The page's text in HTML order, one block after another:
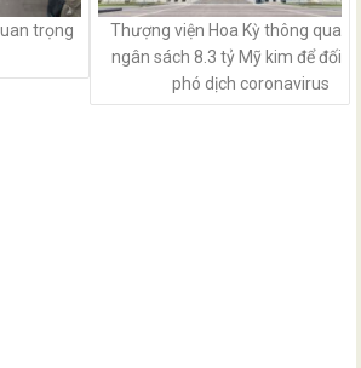
trọng
Thượng viện Hoa Kỳ thông qua
ngân sách 8.3 tỷ Mỹ kim để đối
phó dịch coronavirus